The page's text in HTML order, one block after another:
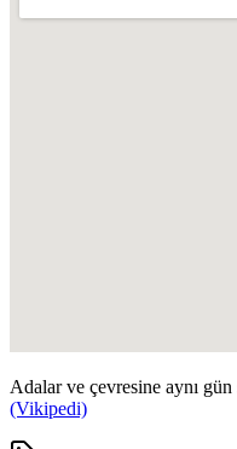
Adalarve çevresine aynı
(Vikipedi)